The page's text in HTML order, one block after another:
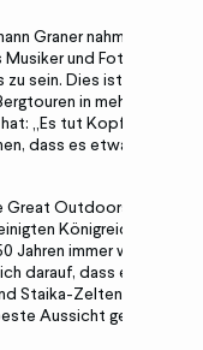
Graner nahm sich
und Fotograf
sein. Dies ist auch der
in mehr als einem
„Es tut Kopf und Seele
dass es etwas
Outdoors“, einem
Königreich,
immer wieder für
darauf, dass er mit
Staika-Zelten sein Lager
Aussicht genießen